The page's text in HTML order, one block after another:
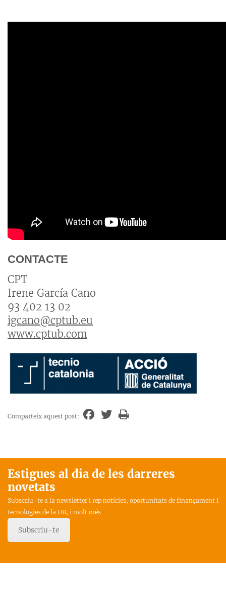
CONTACTE
CPT
Irene García Cano
93 402 13 02
igcano@cptub.eu
www.cptub.com
Comparteix aquest post:
Estigues al dia de les darreres
novetats
Subscriu-te a la newsletter i rep notícies, oportunitats de finançament i
tecnologies de la UB, i molt més
Subscriu-te